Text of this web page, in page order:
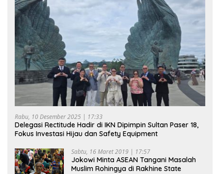
Rabu, 10 Desember 2025 | 17:33
Delegasi Rectitude Hadir di IKN Dipimpin Sultan Paser 18,
Fokus Investasi Hijau dan Safety Equipment
Sabtu, 16 Maret 2019 | 17:57
Jokowi Minta ASEAN Tangani Masalah
Muslim Rohingya di Rakhine State